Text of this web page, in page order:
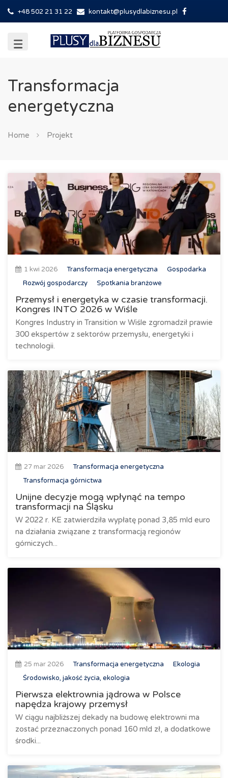
+48 502 21 31 22 kontakt@plusydlabiznesu.pl
Transformacja
energetyczna
Home Projekt
1 kwi 2026 Transformacja energetyczna
Gospodarka
Rozwój gospodarczy
Spotkania branżowe
Przemysł i energetyka w czasie transformacji.
Kongres INTO 2026 w Wiśle
Kongres Industry in Transition w Wiśle zgromadził prawie
300 ekspertów z sektorów przemysłu, energetyki i
technologii.
27 mar 2026
Transformacja energetyczna
Transformacja górnictwa
Unijne decyzje mogą wpłynąć na tempo
transformacji na Śląsku
W 2022 r. KE zatwierdziła wypłatę ponad 3,85 mld euro
na działania związane z transformacją regionów
górniczych...
25 mar 2026 Transformacja energetyczna
Ekologia
Środowisko, jakość życia, ekologia
Pierwsza elektrownia jądrowa w Polsce
napędza krajowy przemysł
W ciągu najbliższej dekady na budowę elektrowni ma
zostać przeznaczonych ponad 160 mld zł, a dodatkowe
środki...